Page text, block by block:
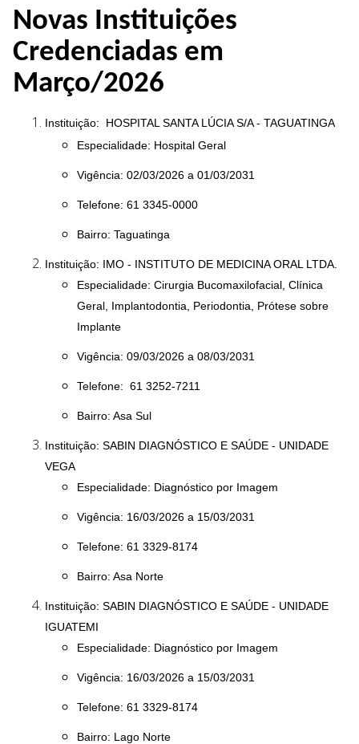
Novas Instituições
Credenciadas em
Março/2026
Instituição: HOSPITAL SANTA LÚCIA S/A - TAGUATINGA
Especialidade: Hospital Geral
Vigência: 02/03/2026 a 01/03/2031
Telefone: 61 3345-0000
Bairro: Taguatinga
Instituição: IMO - INSTITUTO DE MEDICINA ORAL LTDA.
Especialidade: Cirurgia Bucomaxilofacial, Clínica
Geral, Implantodontia, Periodontia, Prótese sobre
Implante
Vigência: 09/03/2026 a 08/03/2031
Telefone: 61 3252-7211
Bairro: Asa Sul
Instituição: SABIN DIAGNÓSTICO E SAÚDE - UNIDADE
VEGA
Especialidade: Diagnóstico por Imagem
Vigência: 16/03/2026 a 15/03/2031
Telefone: 61 3329-8174
Bairro: Asa Norte
Instituição: SABIN DIAGNÓSTICO E SAÚDE - UNIDADE
IGUATEMI
Especialidade: Diagnóstico por Imagem
Vigência: 16/03/2026 a 15/03/2031
Telefone: 61 3329-8174
Bairro: Lago Norte